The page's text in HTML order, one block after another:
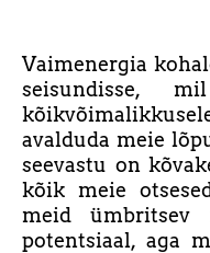
Vaimenergia
seisundisse,
avalduda meie
seevastu on
kõik meie
meid
potentsiaal, aga